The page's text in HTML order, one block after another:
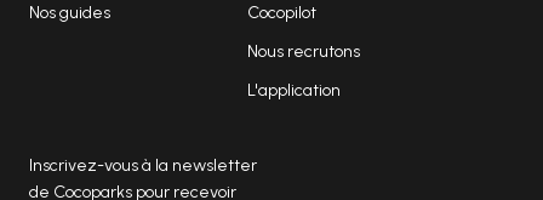
Nos guides
Cocopilot
Nous recrutons
L'application
Inscrivez-vous à la newsletter
de Cocoparks pour recevoir